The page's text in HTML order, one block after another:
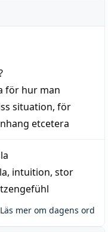
för hur man
situation, för
etcetera
, intuition, stor
Läs mer om dagens ord